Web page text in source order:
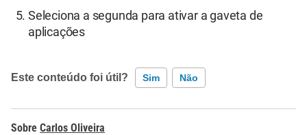
Seleciona a segunda para ativar a gaveta de
aplicações
Este conteúdo foi útil? Sim Não
Este conteúdo contém informação incorreta
Carlos Oliveira